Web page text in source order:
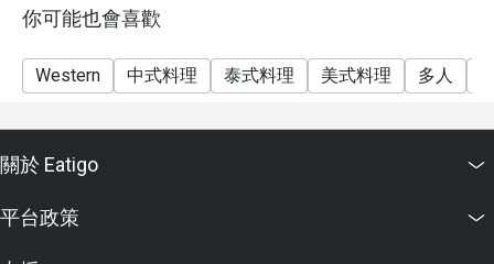
你可能也會喜歡
Western 中式料理 泰式料理 美式料理 多人
關於 Eatigo
平台政策